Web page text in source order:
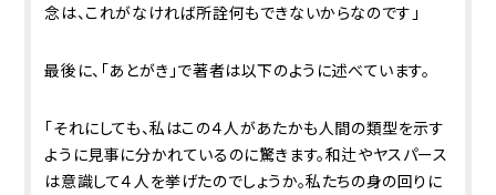
念は、これがなければ所詮何もできないからなのです」
最後に、「あとがき」で著者は以下のように述べています。
「それにしても、私はこの４人があたかも人間の類型を示す
ように見事に分かれているのに驚きます。和辻やヤスパース
は意識して４人を挙げたのでしょうか。私たちの身の回りに